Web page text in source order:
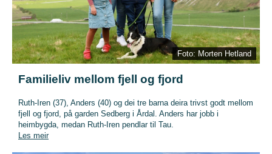
Foto: Morten Hetland
Familieliv mellom fjell og fjord
Ruth-Iren (37), Anders (40) og dei tre barna deira trivst godt mellom
fjell og fjord, på garden Sedberg i Årdal. Anders har jobb i
heimbygda, medan Ruth-Iren pendlar til Tau.
Les meir